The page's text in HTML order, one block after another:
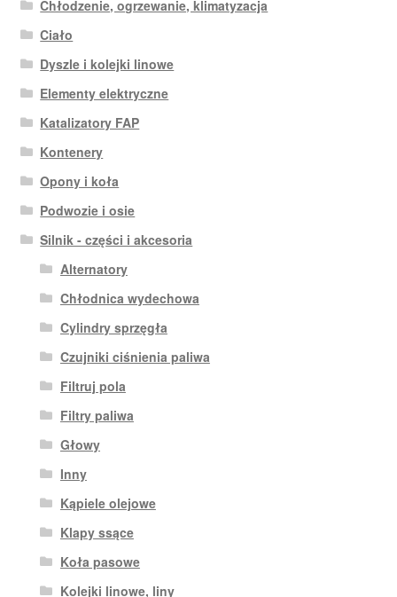
Chłodzenie, ogrzewanie, klimatyzacja
Ciało
Dyszle i kolejki linowe
Elementy elektryczne
Katalizatory FAP
Kontenery
Opony i koła
Podwozie i osie
Silnik - części i akcesoria
Alternatory
Chłodnica wydechowa
Cylindry sprzęgła
Czujniki ciśnienia paliwa
Filtruj pola
Filtry paliwa
Głowy
Inny
Kąpiele olejowe
Klapy ssące
Koła pasowe
Kolejki linowe, liny